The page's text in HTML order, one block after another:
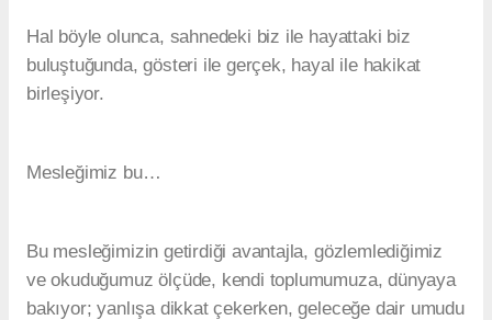
Hal böyle olunca, sahnedeki biz ile hayattaki biz
buluştuğunda, gösteri ile gerçek, hayal ile hakikat
birleşiyor.
Mesleğimiz bu…
Bu mesleğimizin getirdiği avantajla, gözlemlediğimiz
ve okuduğumuz ölçüde, kendi toplumumuza, dünyaya
bakıyor; yanlışa dikkat çekerken, geleceğe dair umudu